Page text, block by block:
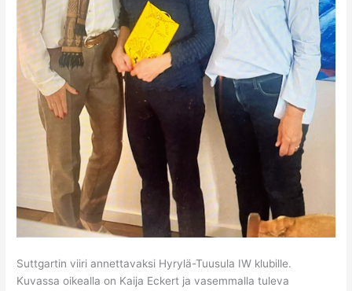
Suttgartin viiri annettavaksi Hyrylä-Tuusula IW klubille.
Kuvassa oikealla on Kaija Eckert ja vasemmalla tuleva